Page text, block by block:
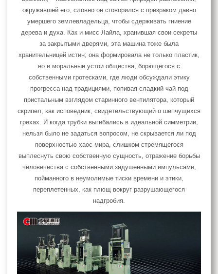
окружавшей его, словно он сговорился с призраком давно
умершего землевладельца, чтобы сдерживать гниение
дерева и духа. Как и мисс Лайла, хранившая свои секреты
за закрытыми дверями, эта машина тоже была
хранительницей истин; она формировала не только пластик,
но и моральные устои общества, борющегося с
собственными гротесками, где люди обсуждали этику
прогресса над традициями, попивая сладкий чай под
пристальным взглядом старинного вентилятора, который
скрипел, как исповедник, свидетельствующий о шепчущихся
грехах. И когда трубки выгибались в идеальной симметрии,
нельзя было не задаться вопросом, не скрывается ли под
поверхностью хаос мира, слишком стремящегося
выплеснуть свою собственную сущность, отражение борьбы
человечества с собственными задушенными импульсами,
пойманного в неумолимые тиски времени и этики,
переплетенных, как плющ вокруг разрушающегося
надгробия.